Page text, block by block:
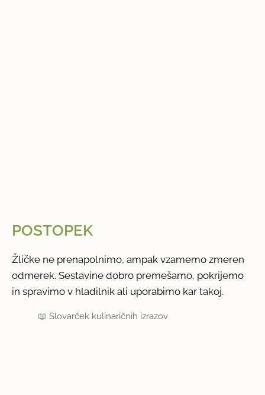
POSTOPEK
Žličke ne prenapolnimo, ampak vzamemo zmeren
odmerek. Sestavine dobro premešamo, pokrijemo
in spravimo v hladilnik ali uporabimo kar takoj.
📖Slovarček kulinaričnih izrazov